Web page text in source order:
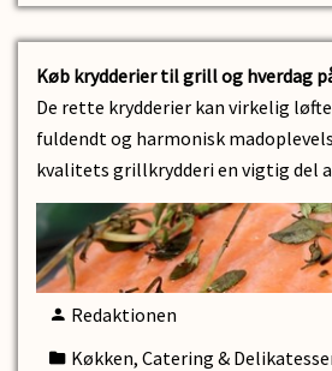
Køb krydderier til grill og hverdag
De rette krydderier kan virkelig
fuldendt og harmonisk
kvalitets grillkrydderi en vigtig del
Redaktionen
Køkken, Catering &